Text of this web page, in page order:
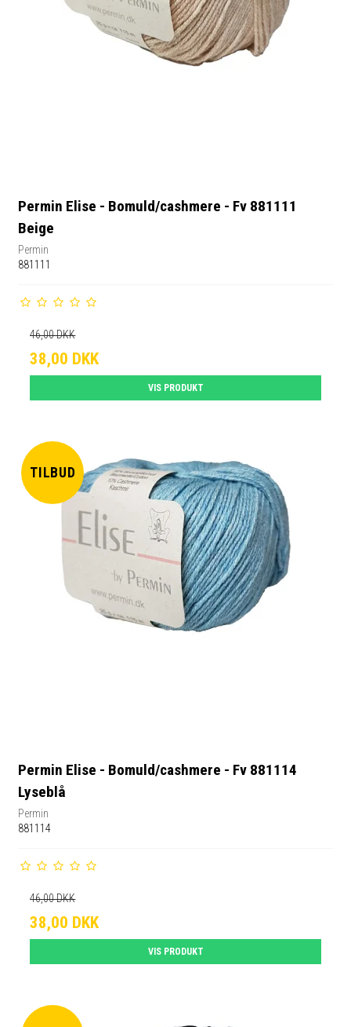
Permin Elise - Bomuld/cashmere - Fv 881111
Beige
Permin
881111
46,00 DKK
38,00 DKK
VIS PRODUKT
TILBUD
Permin Elise - Bomuld/cashmere - Fv 881114
Lyseblå
Permin
881114
46,00 DKK
38,00 DKK
VIS PRODUKT